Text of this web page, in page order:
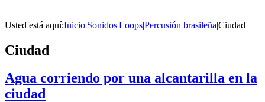
Usted está aquí:Inicio|Sonidos|Loops|Percusión brasileña|Ciudad
Ciudad
Agua corriendo por una alcantarilla en la
ciudad